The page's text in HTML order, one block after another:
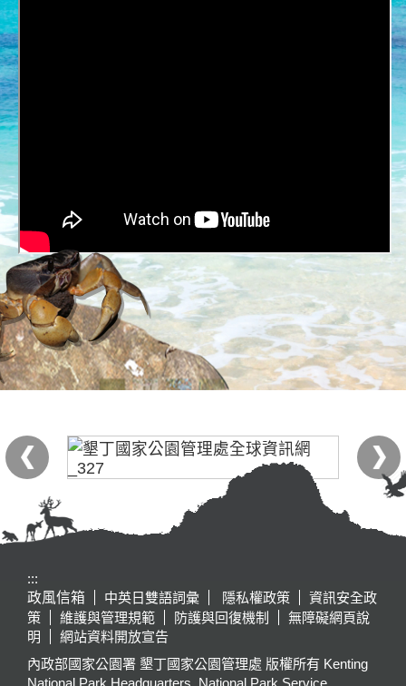
:::
政風信箱
中英日雙語詞彙 隱私權政策
資訊安全政
策
維護與管理規範 防護與回復機制
無障礙網頁說
明
網站資料開放宣告
內政部國家公園署 墾丁國家公園管理處 版權所有 Kenting
National Park Headquarters, National Park Service,